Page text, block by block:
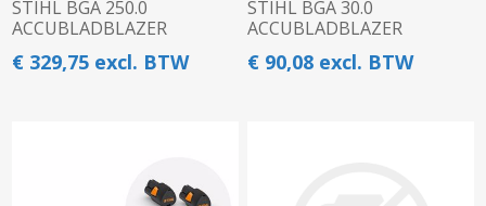
STIHL BGA 250.0
ACCUBLADBLAZER
€ 329,75 excl. BTW
STIHL BGA 30.0
ACCUBLADBLAZER
€ 90,08 excl. BTW